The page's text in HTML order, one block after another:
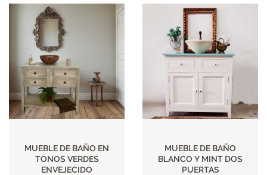
MUEBLE DE BAÑO EN
TONOS VERDES
ENVEJECIDO
MUEBLE DE BAÑO
BLANCO Y MINT DOS
PUERTAS